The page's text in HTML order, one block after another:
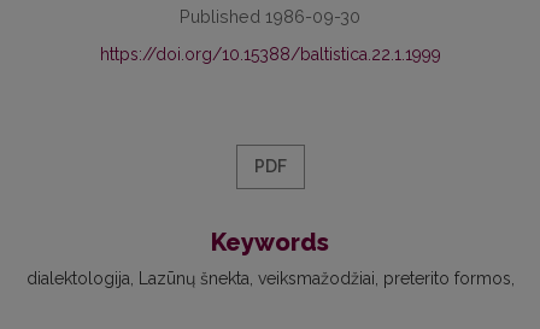
Published 1986-09-30
https://doi.org/10.15388/baltistica.22.1.1999
PDF
Keywords
dialektologija Lazūnų šnekta veiksmažodžiai preterito formos